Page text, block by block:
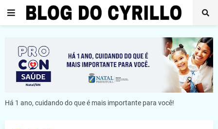
Há 1 ano, cuidando do que é mais importante para você!